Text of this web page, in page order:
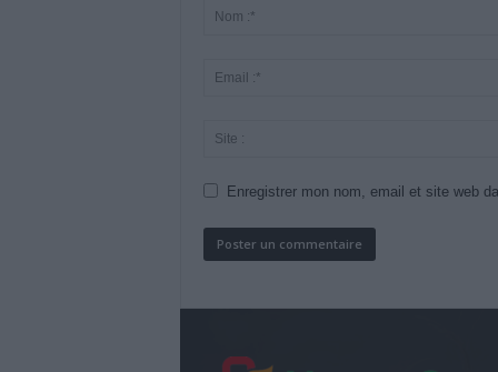
Enregistrer mon nom, email et site web